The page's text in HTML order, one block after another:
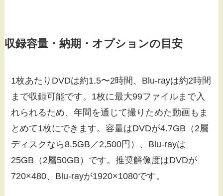
収録容量・納期・オプションの目安
1枚あたりDVDは約1.5〜2時間、Blu-rayは約2時間
まで収録可能です。1枚に最大99ファイルまで入
れられるため、年間を通じて撮りためた動画もま
とめて1枚にできます。容量はDVDが4.7GB（2層
ディスクなら8.5GB／2,500円）、Blu-rayは
25GB（2層50GB）です。推奨解像度はDVDが
720×480、Blu-rayが1920×1080です。